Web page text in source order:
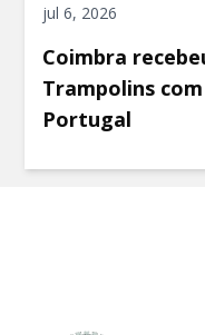
jul 6, 2026
Coimbra
Trampolins
Portugal